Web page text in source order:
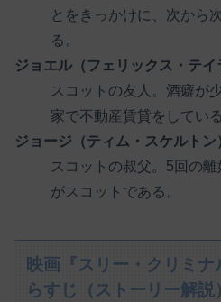
とをきっかけに、次から
る。
ジョエル（フェリックス・テイ
スコットの友人。酒癖が
家で不動産賃貸をしている
ジョージ（ティム・スケルトン
スコットの叔父。5回の
がスコットである。
映画『スリー・クリミ
らすじ（ストーリー解説